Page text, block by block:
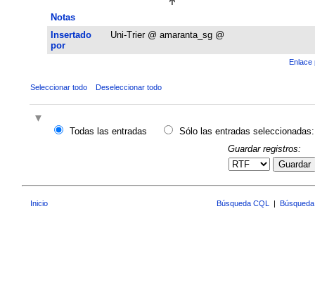
Notas
Insertado
por
Uni-Trier @ amaranta_sg @
Enlace
Seleccionar todo Deseleccionar todo
Todas las entradas
Sólo las entradas seleccionadas:
Guardar registros:
Guardar
Inicio Búsqueda CQL